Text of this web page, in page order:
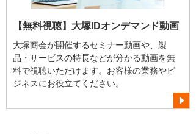
【無料視聴】大塚IDオンデマンド動画
大塚商会が開催するセミナー動画や、製
品・サービスの特長などが分かる動画を無
料で視聴いただけます。お客様の業務やビ
ジネスにお役立てください。